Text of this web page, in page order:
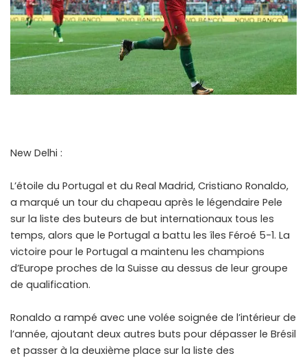
New Delhi :
L’étoile du Portugal et du Real Madrid, Cristiano Ronaldo,
a marqué un tour du chapeau après le légendaire Pele
sur la liste des buteurs de but internationaux tous les
temps, alors que le Portugal a battu les îles Féroé 5-1. La
victoire pour le Portugal a maintenu les champions
d’Europe proches de la Suisse au dessus de leur groupe
de qualification.
Ronaldo a rampé avec une volée soignée de l’intérieur de
l’année, ajoutant deux autres buts pour dépasser le Brésil
et passer à la deuxième place sur la liste des